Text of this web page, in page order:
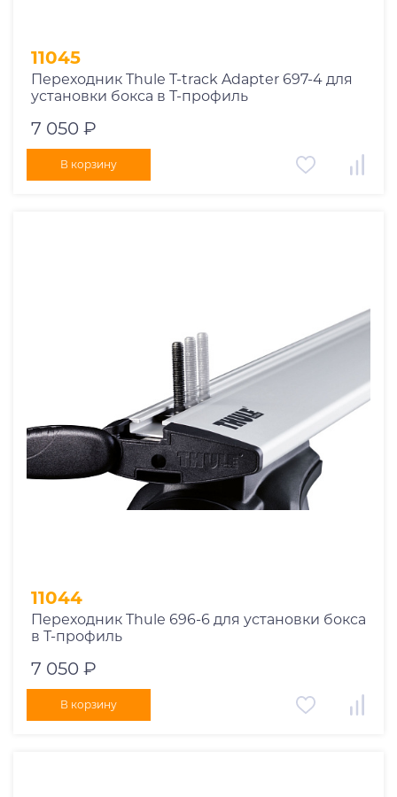
11045
Переходник Thule T-track Adapter 697-4 для
установки бокса в Т-профиль
7 050 ₽
В корзину
11044
Переходник Thule 696-6 для установки бокса
в Т-профиль
7 050 ₽
В корзину